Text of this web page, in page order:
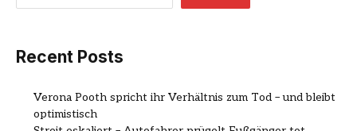
Recent Posts
Verona Pooth spricht ihr Verhältnis zum Tod – und bleibt
optimistisch